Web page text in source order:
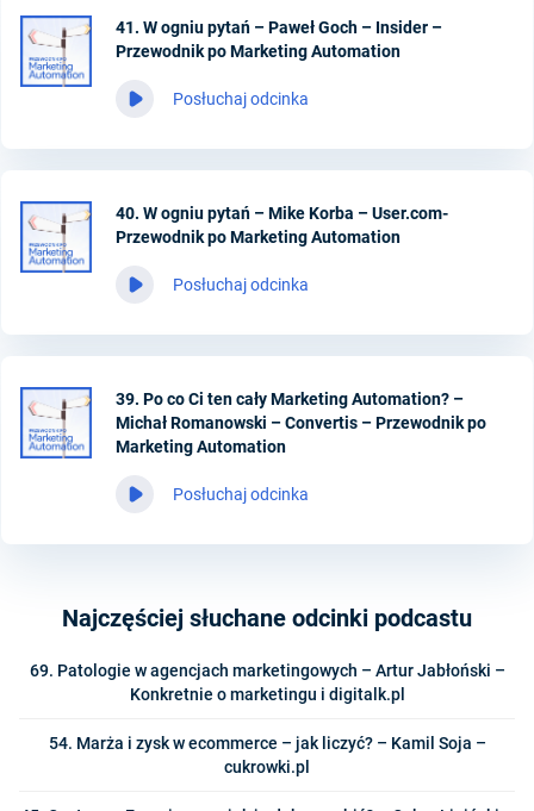
41. W ogniu pytań – Paweł Goch – Insider –
Przewodnik po Marketing Automation
Posłuchaj odcinka
40. W ogniu pytań – Mike Korba – User.com-
Przewodnik po Marketing Automation
Posłuchaj odcinka
39. Po co Ci ten cały Marketing Automation? –
Michał Romanowski – Convertis – Przewodnik po
Marketing Automation
Posłuchaj odcinka
Najczęściej słuchane odcinki podcastu
69. Patologie w agencjach marketingowych – Artur Jabłoński –
Konkretnie o marketingu i digitalk.pl
54. Marża i zysk w ecommerce – jak liczyć? – Kamil Soja –
cukrowki.pl